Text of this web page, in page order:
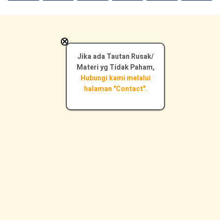
Jika ada Tautan Rusak/
Materi yg Tidak Paham,
Hubungi kami melalui
halaman "Contact".
×